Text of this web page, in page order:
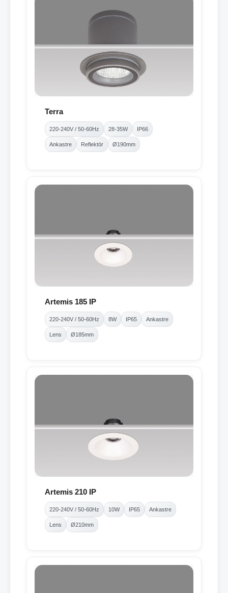
Terra
220-240V / 50-60Hz 28-35W IP66
Ankastre Reflektör Ø190mm
Artemis 185 IP
220-240V / 50-60Hz 8W IP65 Ankastre
Lens Ø185mm
Artemis 210 IP
220-240V / 50-60Hz 10W IP65 Ankastre
Lens Ø210mm